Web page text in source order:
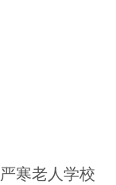
寒老人学校